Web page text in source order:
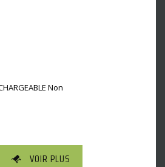
Non
VOIR PLUS